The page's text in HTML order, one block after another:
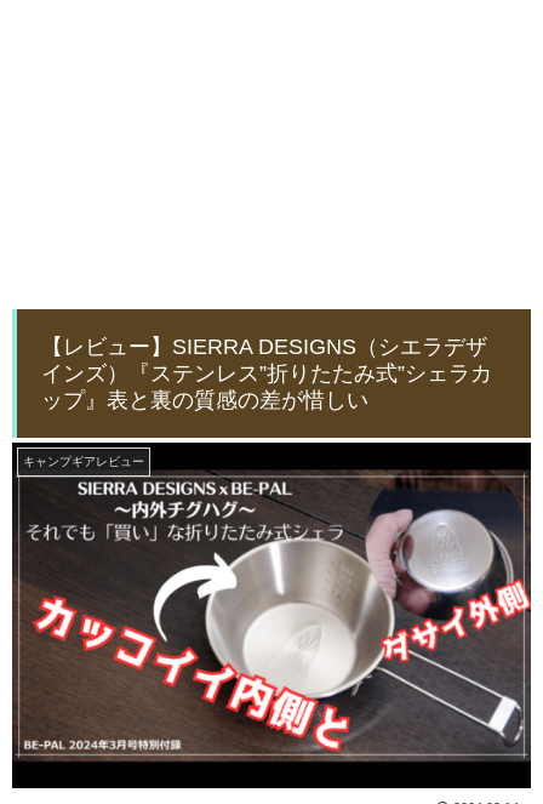
【レビュー】SIERRA DESIGNS（シエラデザ
インズ）『ステンレス”折りたたみ式”シェラカ
ップ』表と裏の質感の差が惜しい
キャンプギアレビュー